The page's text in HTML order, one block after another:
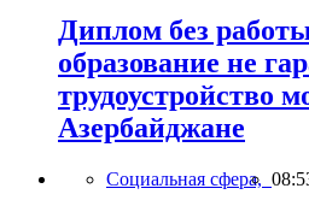
Диплом без
образование не
трудоустройство
Азербайджане
Социальная сфера,